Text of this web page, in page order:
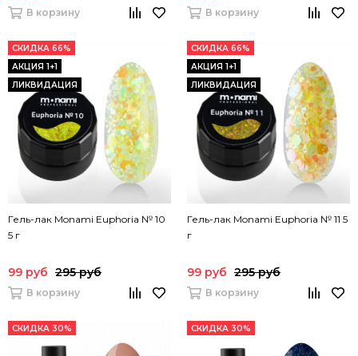
В корзину В корзину
СКИДКА 66%
АКЦИЯ 1+1
ЛИКВИДАЦИЯ
Гель-лак Monami Euphoria № 10
5 г
99 руб 295 руб
В корзину
СКИДКА 66%
АКЦИЯ 1+1
ЛИКВИДАЦИЯ
Гель-лак Monami Euphoria № 11 5
г
99 руб 295 руб
В корзину
СКИДКА 30% СКИДКА 30%